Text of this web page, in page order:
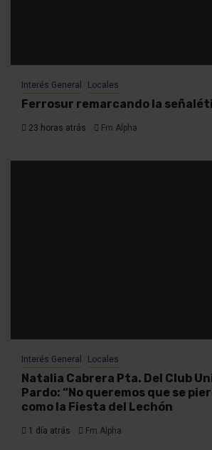
Interés General Locales
Ferrosur remarcando la
23 horas atrás Fm Alpha
Interés General Locales
Natalia Cabrera Pta. Del Club
Pardo: “No queremos que se
como la Fiesta del Lechón
1 día atrás Fm Alpha